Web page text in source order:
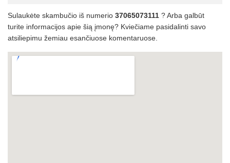
Sulaukėte skambučio iš numerio 37065073111 ? Arba galbūt
turite informacijos apie šią įmonę? Kviečiame pasidalinti savo
atsiliepimu žemiau esančiuose komentaruose.